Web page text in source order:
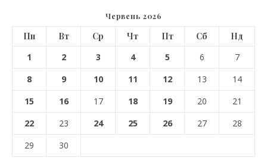
Червень 2026
Пн Вт Ср Чт Пт Сб
Нд
1
2 3 4 5 6
7
8
9 10 11 12 13
14
15
16 17 18 19 20
21
22
23 24 25 26 27
28
29
30